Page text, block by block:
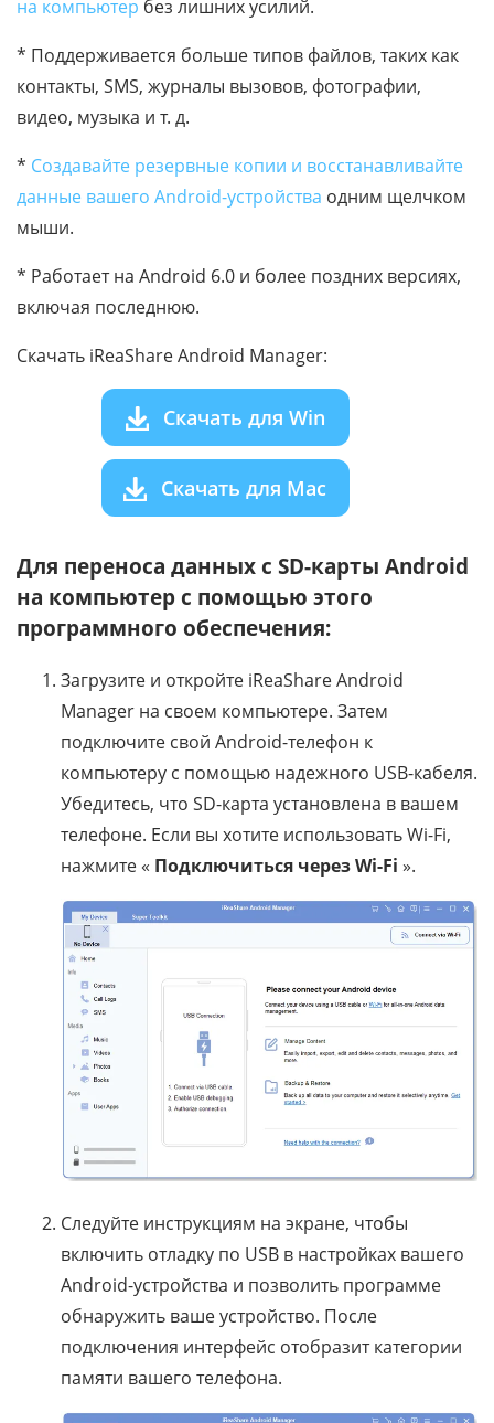
на компьютер без лишних усилий.
* Поддерживается больше типов файлов, таких как
контакты, SMS, журналы вызовов, фотографии,
видео, музыка и т. д.
* Создавайте резервные копии и восстанавливайте
данные вашего Android-устройства одним щелчком
мыши.
* Работает на Android 6.0 и более поздних версиях,
включая последнюю.
Скачать iReaShare Android Manager:
Скачать для Win
Скачать для Mac
Для переноса данных с SD-карты Android
на компьютер с помощью этого
программного обеспечения:
Загрузите и откройте iReaShare Android
Manager на своем компьютере. Затем
подключите свой Android-телефон к
компьютеру с помощью надежного USB-кабеля.
Убедитесь, что SD-карта установлена ​​в вашем
телефоне. Если вы хотите использовать Wi-Fi,
нажмите « Подключиться через Wi-Fi ».
Следуйте инструкциям на экране, чтобы
включить отладку по USB в настройках вашего
Android-устройства и позволить программе
обнаружить ваше устройство. После
подключения интерфейс отобразит категории
памяти вашего телефона.